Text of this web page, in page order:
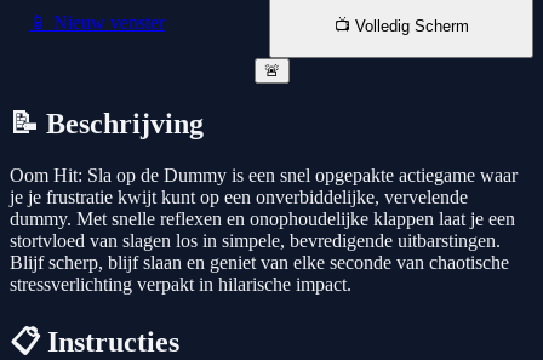
📱 Nieuw venster 📺 Volledig Scherm
🚨
📝 Beschrijving
Oom Hit: Sla op de Dummy is een snel opgepakte actiegame waar
je je frustratie kwijt kunt op een onverbiddelijke, vervelende
dummy. Met snelle reflexen en onophoudelijke klappen laat je een
stortvloed van slagen los in simpele, bevredigende uitbarstingen.
Blijf scherp, blijf slaan en geniet van elke seconde van chaotische
stressverlichting verpakt in hilarische impact.
📋 Instructies